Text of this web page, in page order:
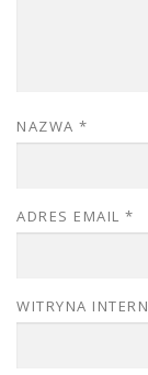
NAZWA *
ADRES EMAIL *
WITRYNA